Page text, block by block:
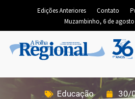
Edições Anteriores Contato
Muzambinho, 6 de agosto
Educação 30/